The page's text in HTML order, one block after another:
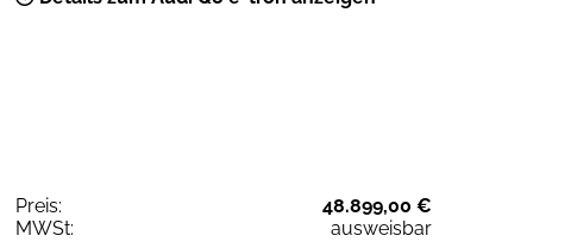
Preis:
48.899,00 €
MWSt:
ausweisbar